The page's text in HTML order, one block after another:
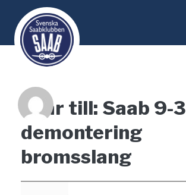
content
Svar till: Saab 9-3
demontering
bromsslang